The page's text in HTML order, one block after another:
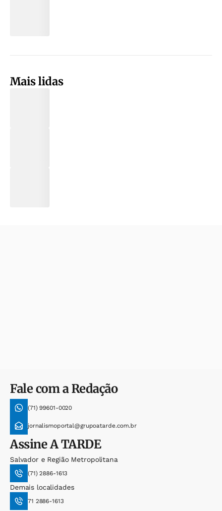
Mais lidas
Fale com a Redação
(71) 99601-0020
jornalismoportal@grupoatarde.com.br
AssineA TARDE
Salvador e Região Metropolitana
(71) 2886-1613
Demais localidades
71 2886-1613